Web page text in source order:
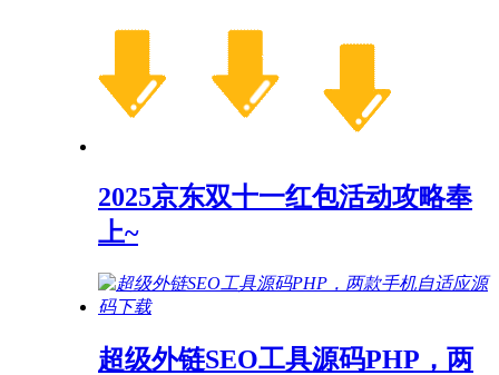
2025京东双十一红包活动攻略奉
上~
超级外链SEO工具源码PHP，两